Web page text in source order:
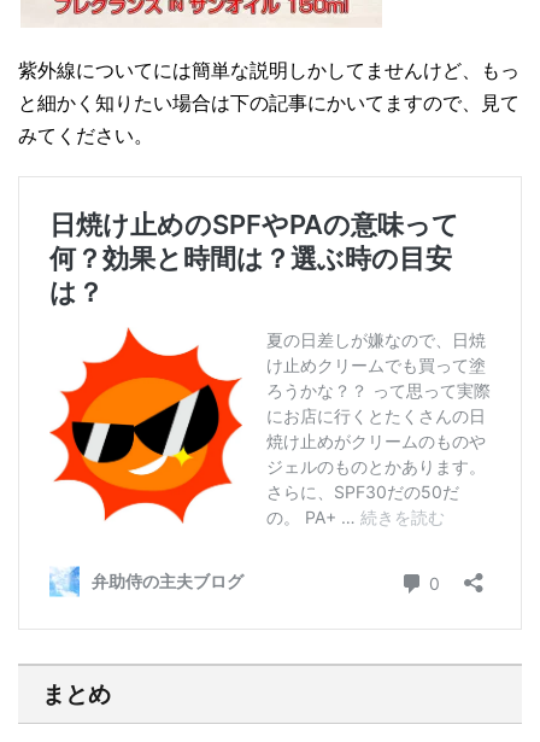
紫外線についてには簡単な説明しかしてませんけど、もっ
と細かく知りたい場合は下の記事にかいてますので、見て
みてください。
まとめ